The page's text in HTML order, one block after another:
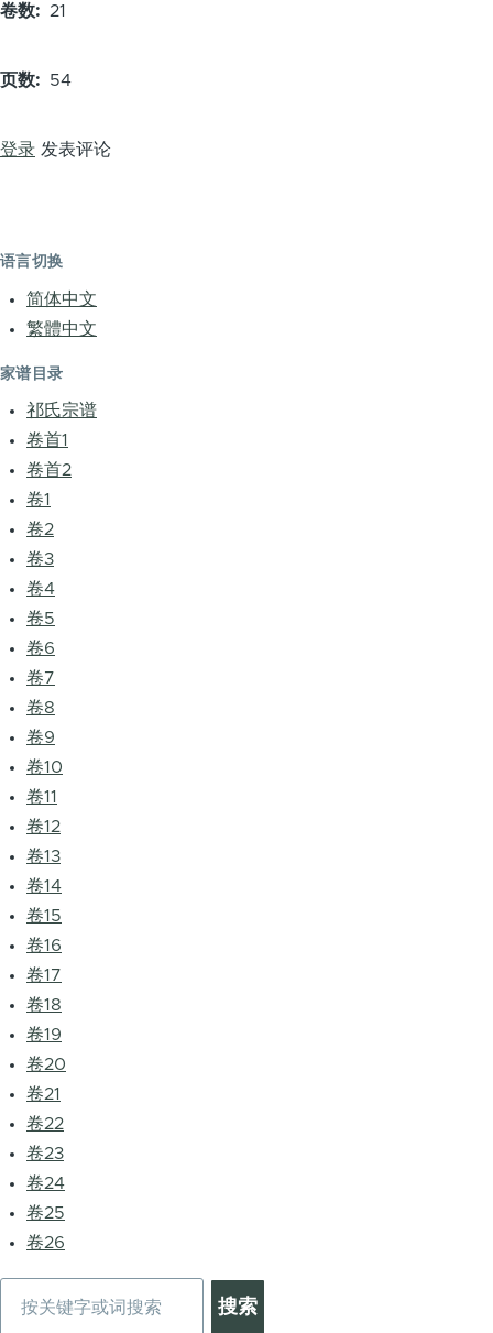
卷数
21
页数 54
登录 发表评论
语言切换
简体中文
繁體中文
家谱目录
祁氏宗谱
卷首1
卷首2
卷1
卷2
卷3
卷4
卷5
卷6
卷7
卷8
卷9
卷10
卷11
卷12
卷13
卷14
卷15
卷16
卷17
卷18
卷19
卷20
卷21
卷22
卷23
卷24
卷25
卷26